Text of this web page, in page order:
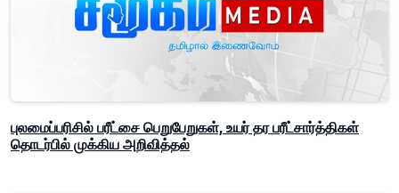
புலமைப்பரிசில் பரீட்சை பெறுபேறுகள், உயர் தர பரீட்சார்த்திகள்
தொடர்பில் முக்கிய அறிவித்தல்